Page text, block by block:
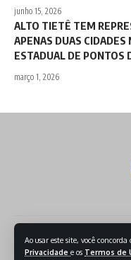
Ao usar este site, você concorda
Privacidade e os Termos de
junho 15, 2026
ALTO TIETÊ TEM
APENAS DUAS
ESTADUAL DE PONTOS
março 1, 2026
Todos os Direitos